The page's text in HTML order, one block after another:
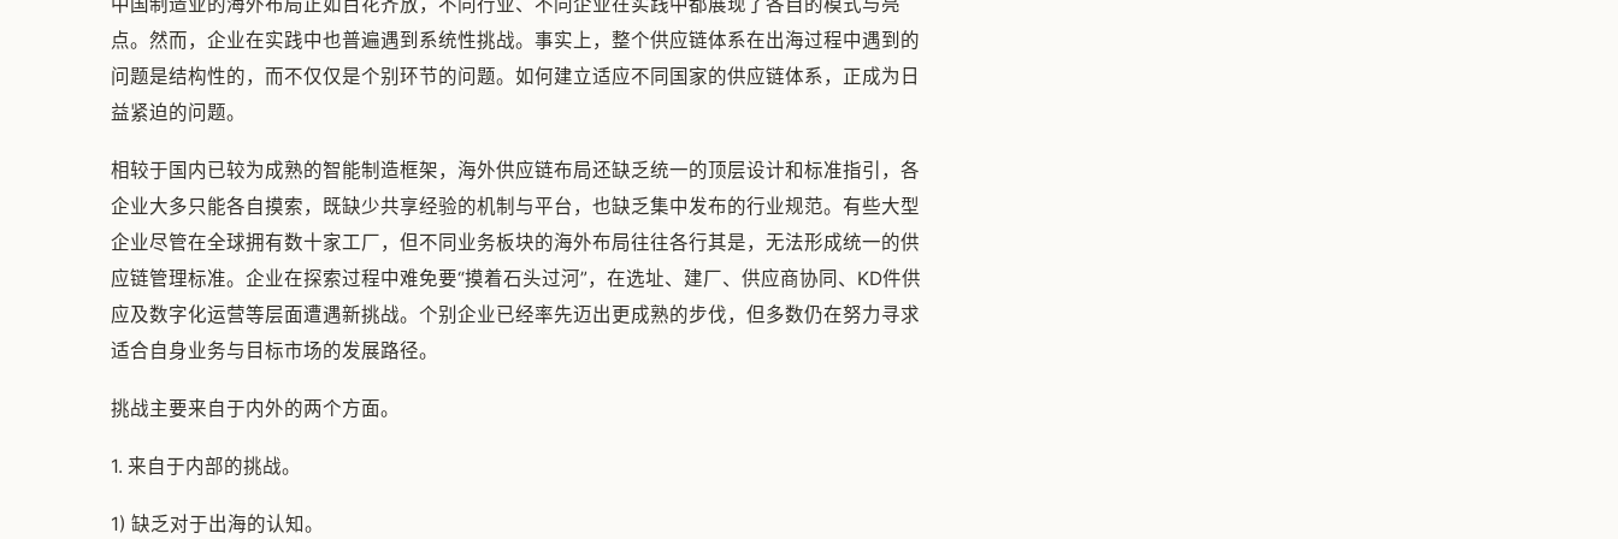
点。然而，企业在实践中也普遍遇到系统性挑战。事实上，整个供应链体系在出海过程中遇到的
问题是结构性的，而不仅仅是个别环节的问题。如何建立适应不同国家的供应链体系，正成为日
益紧迫的问题。
相较于国内已较为成熟的智能制造框架，海外供应链布局还缺乏统一的顶层设计和标准指引，各
企业大多只能各自摸索，既缺少共享经验的机制与平台，也缺乏集中发布的行业规范。有些大型
企业尽管在全球拥有数十家工厂，但不同业务板块的海外布局往往各行其是，无法形成统一的供
应链管理标准。企业在探索过程中难免要“摸着石头过河”，在选址、建厂、供应商协同、KD件供
应及数字化运营等层面遭遇新挑战。个别企业已经率先迈出更成熟的步伐，但多数仍在努力寻求
适合自身业务与目标市场的发展路径。
挑战主要来自于内外的两个方面。
1. 来自于内部的挑战。
1) 缺乏对于出海的认知。